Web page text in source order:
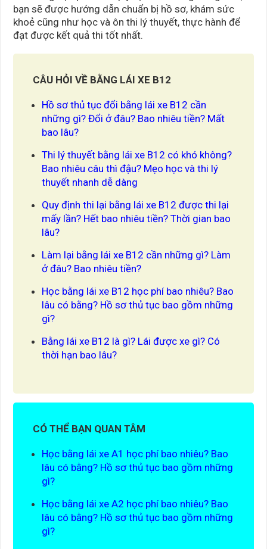
bạn sẽ được hướng dẫn chuẩn bị hồ sơ, khám sức
khoẻ cũng như học và ôn thi lý thuyết, thực hành để
đạt được kết quả thi tốt nhất.
CÂU HỎI VỀ BẰNG LÁI XE B12
Hồ sơ thủ tục đổi bằng lái xe B12 cần
những gì? Đổi ở đâu? Bao nhiêu tiền? Mất
bao lâu?
Thi lý thuyết bằng lái xe B12 có khó không?
Bao nhiêu câu thì đậu? Mẹo học và thi lý
thuyết nhanh dễ dàng
Quy định thi lại bằng lái xe B12 được thi lại
mấy lần? Hết bao nhiêu tiền? Thời gian bao
lâu?
Làm lại bằng lái xe B12 cần những gì? Làm
ở đâu? Bao nhiêu tiền?
Học bằng lái xe B12 học phí bao nhiêu? Bao
lâu có bằng? Hồ sơ thủ tục bao gồm những
gì?
Bằng lái xe B12 là gì? Lái được xe gì? Có
thời hạn bao lâu?
CÓ THỂ BẠN QUAN TÂM
Học bằng lái xe A1 học phí bao nhiêu? Bao
lâu có bằng? Hồ sơ thủ tục bao gồm những
gì?
Học bằng lái xe A2 học phí bao nhiêu? Bao
lâu có bằng? Hồ sơ thủ tục bao gồm những
gì?